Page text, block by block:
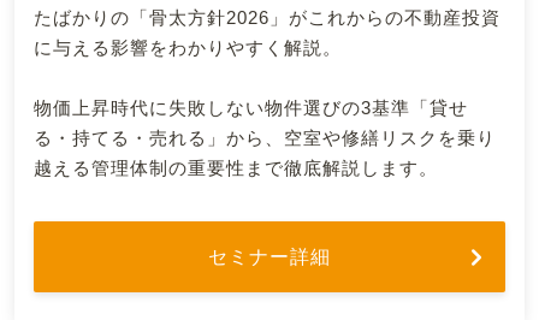
たばかりの「骨太方針2026」がこれからの不動産投資
に与える影響をわかりやすく解説。
物価上昇時代に失敗しない物件選びの3基準「貸せ
る・持てる・売れる」から、空室や修繕リスクを乗り
越える管理体制の重要性まで徹底解説します。
セミナー詳細